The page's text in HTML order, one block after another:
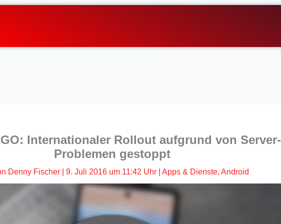
Internationaler Rollout aufgrund von Server-
Problemen gestoppt
Denny Fischer 9. Juli 2016 um 11:42 Uhr| Apps & Dienste, Android